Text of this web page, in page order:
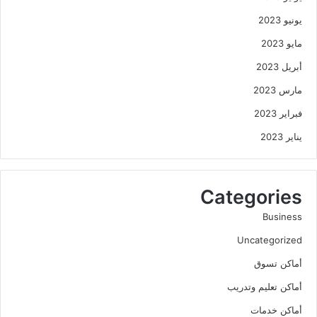
يونيو 2023
مايو 2023
أبريل 2023
مارس 2023
فبراير 2023
يناير 2023
Categories
Business
Uncategorized
أماكن تسوق
أماكن تعليم وتدريب
أماكن خدمات